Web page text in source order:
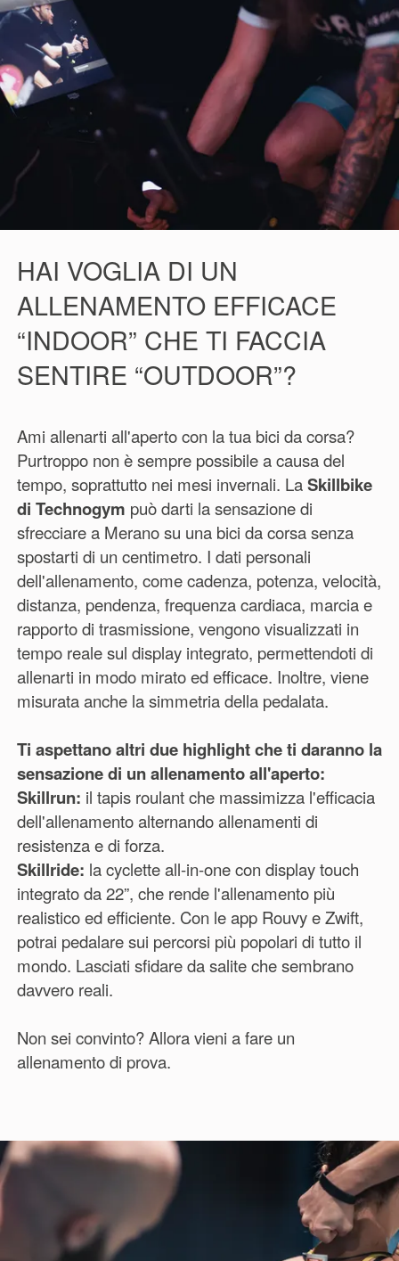
HAI VOGLIA DI UN
ALLENAMENTO EFFICACE
“INDOOR” CHE TI FACCIA
SENTIRE “OUTDOOR”?
Ami allenarti all'aperto con la tua bici da corsa?
Purtroppo non è sempre possibile a causa del
tempo, soprattutto nei mesi invernali. LaSkillbike
di Technogym può darti la sensazione di
sfrecciare a Merano su una bici da corsa senza
spostarti di un centimetro. I dati personali
dell'allenamento, come cadenza, potenza, velocità,
distanza, pendenza, frequenza cardiaca, marcia e
rapporto di trasmissione, vengono visualizzati in
tempo reale sul display integrato, permettendoti di
allenarti in modo mirato ed efficace. Inoltre, viene
misurata anche la simmetria della pedalata.
Ti aspettano altri due highlight che ti daranno la
sensazione di un allenamento all'aperto:
Skillrun: il tapis roulant che massimizza l'efficacia
dell'allenamento alternando allenamenti di
resistenza e di forza.
Skillride: la cyclette all-in-one con display touch
integrato da 22”, che rende l'allenamento più
realistico ed efficiente. Con le app Rouvy e Zwift,
potrai pedalare sui percorsi più popolari di tutto il
mondo. Lasciati sfidare da salite che sembrano
davvero reali.
Non sei convinto? Allora vieni a fare un
allenamento di prova.